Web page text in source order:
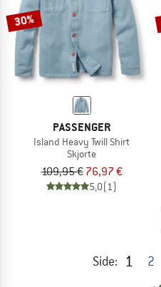
30%
PASSENGER
Island Heavy Twill Shirt
Skjorte
109,95 € 76,97 €
5,0(1)
Side: 1 2